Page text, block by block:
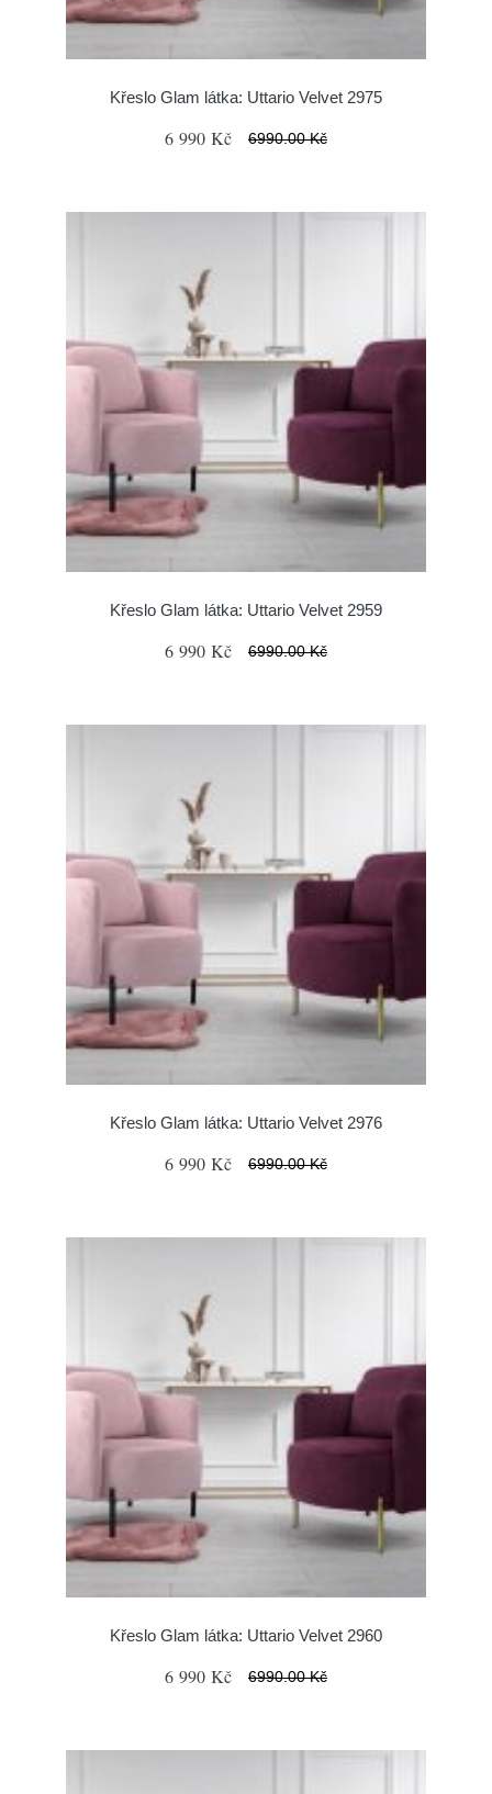
Křeslo Glam látka: Uttario Velvet 2975
6 990 Kč 6990.00 Kč
Křeslo Glam látka: Uttario Velvet 2959
6 990 Kč 6990.00 Kč
Křeslo Glam látka: Uttario Velvet 2976
6 990 Kč 6990.00 Kč
Křeslo Glam látka: Uttario Velvet 2960
6 990 Kč 6990.00 Kč